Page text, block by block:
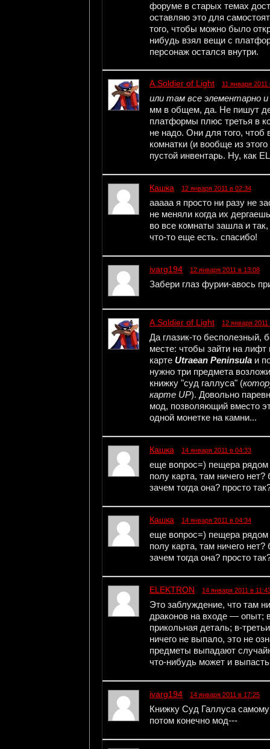
форуме в старых темах
оставляю это для
того, чтобы можно было
нибудь взял вещи с
персонаж остался внутри.
A.Soldier of Light 11 января 2011
или там все элементарно и
мм в общем, да. Не пишут
платформы плюс третья в
не надо. Они для того, чтоб
комнатки (и вообще из
пустой инвентарь. Ну, как
Кашка 12 января 2011 в 02:34
ааааа я просто ни разу не
не меняли когда их
во все комнаты зашла и
что-то еще есть. спасибо!
ivarg194 12 января 2011 в 13:08
Забери глаз фурии-авось
A.Soldier of Light 12 января
Да глазик-то бесполезный,
месте: чтобы зайти на лифт
карте Utraean Peninsula и
нужно три предмета
книжку "суд галлуса" (
карте UP). Довольно
мод, позволяющий вместо
одной монетке на камни...
Кашка 14 января 2011 в 04:33
еще вопрос=) пещера рядом
полу карта, там ничего
зачем тогда она? просто
Кашка 14 января 2011 в 04:34
еще вопрос=) пещера рядом
полу карта, там ничего
зачем тогда она? просто
ELEKTRON 14 января 2011 в
Это заблуждение, что там
драконов на входе — опыт;
прикольная деталь; в-
ничего не выпало, это не
предметы выпадают
что-нибудь может и
ivarg194 14 января 2011 в 17:25
Книжку Суд Галлуса
потом конечно мод---